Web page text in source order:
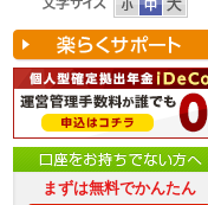
まずは無料でかんたん